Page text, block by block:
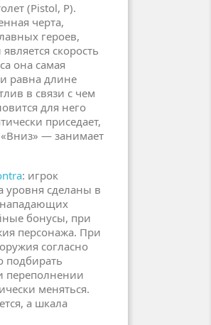
(Pistol, P).
черта,
героев,
скорость
она самая
равна длине
в связи с чем
для него
приседает,
— занимает
: игрок
уровня сделаны в
нападающих
бонусы, при
персонажа. При
согласно
переполнении
меняться.
а шкала